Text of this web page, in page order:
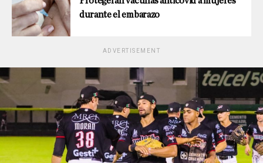
durante el embarazo
ADVERTISEMENT